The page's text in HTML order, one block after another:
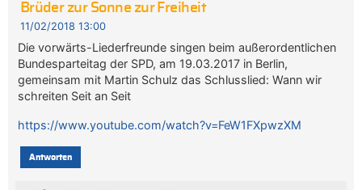
Brüder zur Sonne zur Freiheit
11/02/2018 13:00
Die vorwärts-Liederfreunde singen beim außerordentlichen
Bundesparteitag der SPD, am 19.03.2017 in Berlin,
gemeinsam mit Martin Schulz das Schlusslied: Wann wir
schreiten Seit an Seit
https://www.youtube.com/watch?v=FeW1FXpwzXM
Antworten